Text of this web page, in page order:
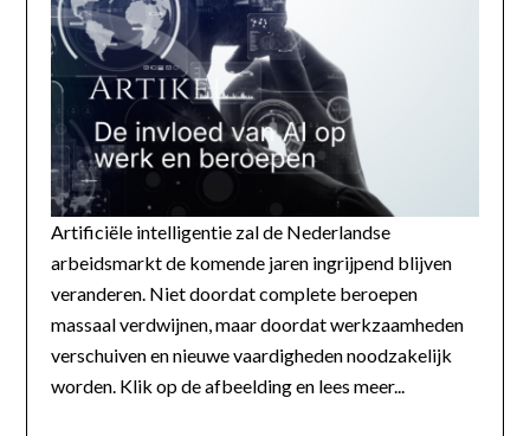
Artificiële intelligentie zal de Nederlandse
arbeidsmarkt de komende jaren ingrijpend blijven
veranderen. Niet doordat complete beroepen
massaal verdwijnen, maar doordat werkzaamheden
verschuiven en nieuwe vaardigheden noodzakelijk
worden. Klik op de afbeelding en lees meer...